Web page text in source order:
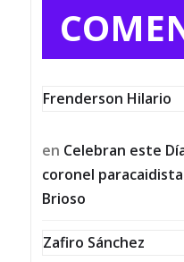
Frenderson Hilario
en Celebran este
coronel
Brioso
Zafiro Sánchez